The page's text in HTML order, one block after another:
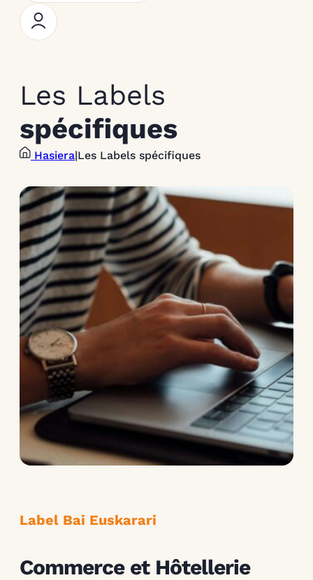
Les Labels
spécifiques
Hasiera|Les Labels spécifiques
Label Bai Euskarari
Commerce et Hôtellerie